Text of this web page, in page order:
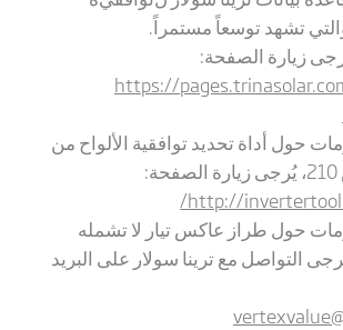
تشهد توسعاً مستمراً.
زيارة الصفحة:
https://
حول أداة تحديد توافقية الألواح من
http://
/
حول طراز عاكس تيار لا تشمله
التواصل مع ترينا سولار على البريد